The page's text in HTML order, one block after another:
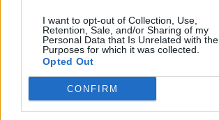
I want to opt-out of Collection, Use,
Retention, Sale, and/or Sharing of my
Personal Data that Is Unrelated with the
Purposes for which it was collected.
Opted Out
CONFIRM
Ironman Jan Tománek paratriatlon